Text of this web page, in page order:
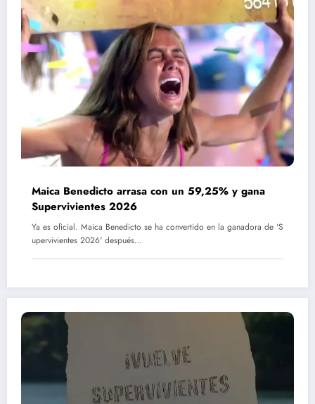
Maica Benedicto arrasa con un 59,25% y gana
Supervivientes 2026
Ya es oficial. Maica Benedicto se ha convertido en la ganadora de 'S
upervivientes 2026' después…